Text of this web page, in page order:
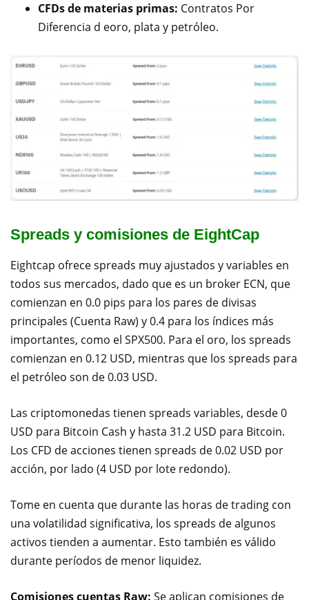
CFDs de materias primas: Contratos Por
Diferencia d eoro, plata y petróleo.
Spreads y comisiones de EightCap
Eightcap ofrece spreads muy ajustados y variables en
todos sus mercados, dado que es un broker ECN, que
comienzan en 0.0 pips para los pares de divisas
principales (Cuenta Raw) y 0.4 para los índices más
importantes, como el SPX500. Para el oro, los spreads
comienzan en 0.12 USD, mientras que los spreads para
el petróleo son de 0.03 USD.
Las criptomonedas tienen spreads variables, desde 0
USD para Bitcoin Cash y hasta 31.2 USD para Bitcoin.
Los CFD de acciones tienen spreads de 0.02 USD por
acción, por lado (4 USD por lote redondo).
Tome en cuenta que durante las horas de trading con
una volatilidad significativa, los spreads de algunos
activos tienden a aumentar. Esto también es válido
durante períodos de menor liquidez.
Comisiones cuentas Raw: Se aplican comisiones de